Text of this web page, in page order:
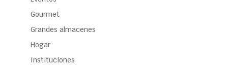
Gourmet
Grandes almacenes
Hogar
Instituciones